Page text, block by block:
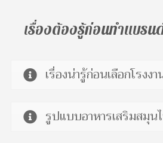
เรื่องต้องรู้ก่อนทำแบรน
เรื่องน่ารู้ก่อนเลือกโรง
รูปแบบอาหารเสริมสมุน